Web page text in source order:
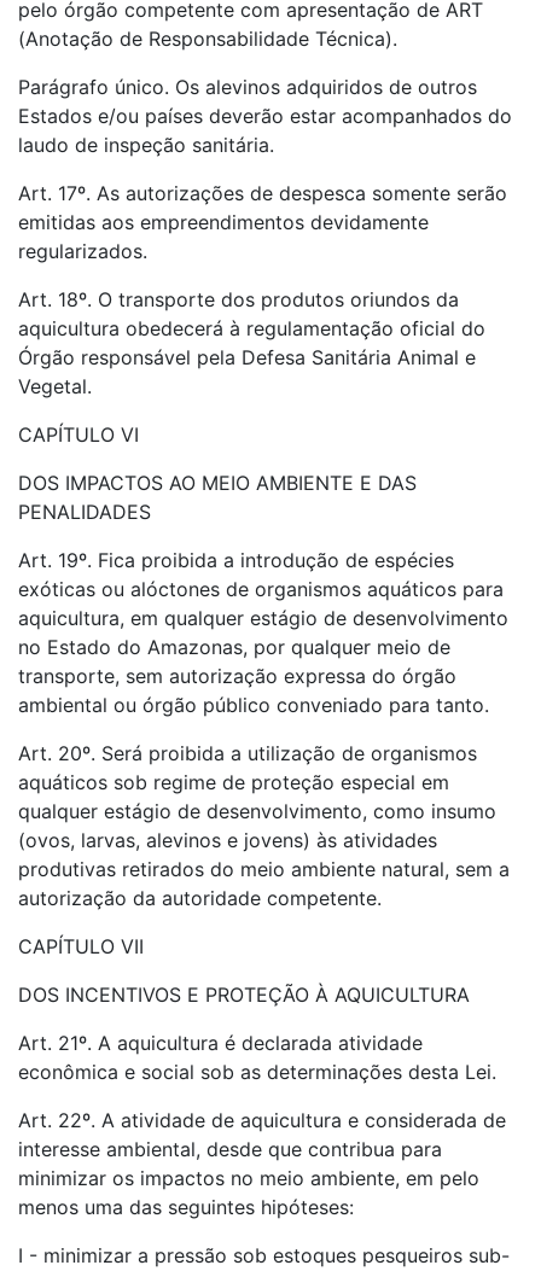
pelo órgão competente com apresentação de ART
(Anotação de Responsabilidade Técnica).
Parágrafo único. Os alevinos adquiridos de outros
Estados e/ou países deverão estar acompanhados do
laudo de inspeção sanitária.
Art. 17º. As autorizações de despesca somente serão
emitidas aos empreendimentos devidamente
regularizados.
Art. 18º. O transporte dos produtos oriundos da
aquicultura obedecerá à regulamentação oficial do
Órgão responsável pela Defesa Sanitária Animal e
Vegetal.
CAPÍTULO VI
DOS IMPACTOS AO MEIO AMBIENTE E DAS
PENALIDADES
Art. 19º. Fica proibida a introdução de espécies
exóticas ou alóctones de organismos aquáticos para
aquicultura, em qualquer estágio de desenvolvimento
no Estado do Amazonas, por qualquer meio de
transporte, sem autorização expressa do órgão
ambiental ou órgão público conveniado para tanto.
Art. 20º. Será proibida a utilização de organismos
aquáticos sob regime de proteção especial em
qualquer estágio de desenvolvimento, como insumo
(ovos, larvas, alevinos e jovens) às atividades
produtivas retirados do meio ambiente natural, sem a
autorização da autoridade competente.
CAPÍTULO VII
DOS INCENTIVOS E PROTEÇÃO À AQUICULTURA
Art. 21º. A aquicultura é declarada atividade
econômica e social sob as determinações desta Lei.
Art. 22º. A atividade de aquicultura e considerada de
interesse ambiental, desde que contribua para
minimizar os impactos no meio ambiente, em pelo
menos uma das seguintes hipóteses:
I - minimizar a pressão sob estoques pesqueiros sub-